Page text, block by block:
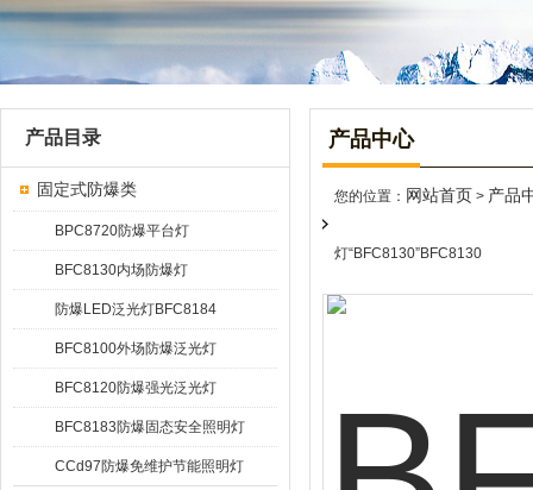
产品目录
固定式防爆类
BPC8720防爆平台灯
BFC8130内场防爆灯
防爆LED泛光灯BFC8184
BFC8100外场防爆泛光灯
BFC8120防爆强光泛光灯
BFC8183防爆固态安全照明灯
CCd97防爆免维护节能照明灯
产品中心
您的位置： 网站首页 > 产品
灯“BFC8130”BFC8130